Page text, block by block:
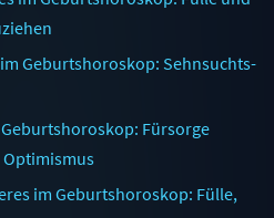
Geburtshoroskop: Sehnsuchts-
Fürsorge
im Geburtshoroskop: Fülle,